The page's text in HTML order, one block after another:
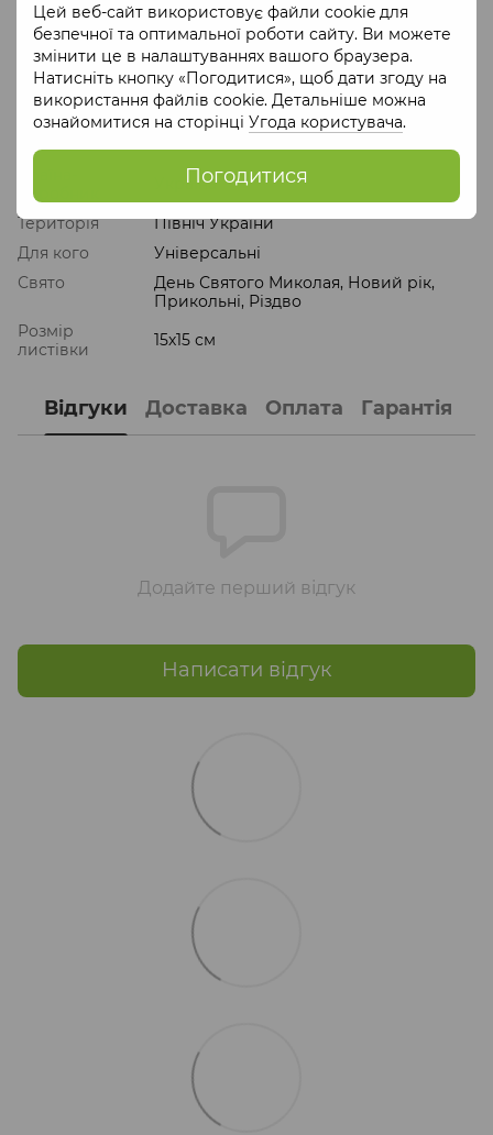
Цей веб-сайт використовує файли cookie для
безпечної та оптимальної роботи сайту. Ви можете
змінити це в налаштуваннях вашого браузера.
Натисніть кнопку «Погодитися», щоб дати згоду на
використання файлів cookie. Детальніше можна
ознайомитися на сторінці Угода користувача.
Погодитися
програми благодійного Фонду Це Крафт.
Купуйте листівки до наших Подарункових продуктових
наборіваби висловити всі ваші побажання.
Характеристики
виробник
Україна
Територія
Північ України
Для кого
Універсальні
Свято
День Святого Миколая, Новий рік,
Прикольні, Різдво
Розмір
листівки
15х15 см
Відгуки Доставка Оплата Гарантія
Додайте перший відгук
Написати відгук